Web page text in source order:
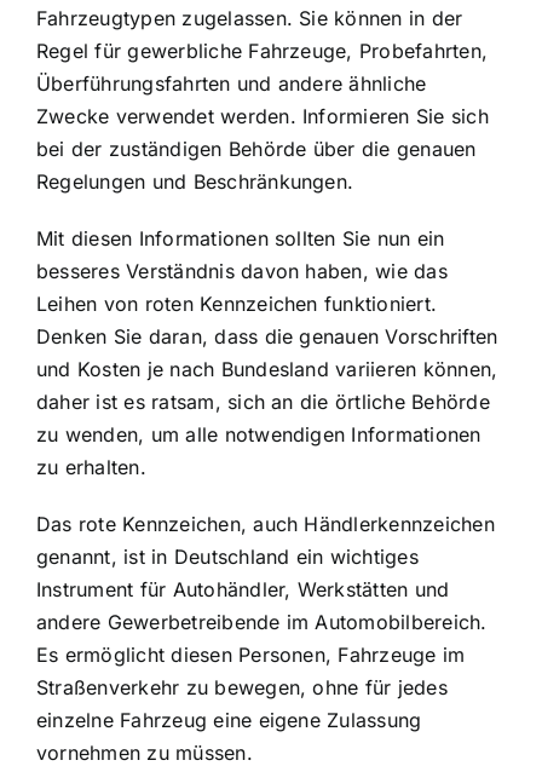
Fahrzeugtypen zugelassen. Sie können in der
Regel für gewerbliche Fahrzeuge, Probefahrten,
Überführungsfahrten und andere ähnliche
Zwecke verwendet werden. Informieren Sie sich
bei der zuständigen Behörde über die genauen
Regelungen und Beschränkungen.
Mit diesen Informationen sollten Sie nun ein
besseres Verständnis davon haben, wie das
Leihen von roten Kennzeichen funktioniert.
Denken Sie daran, dass die genauen Vorschriften
und Kosten je nach Bundesland variieren können,
daher ist es ratsam, sich an die örtliche Behörde
zu wenden, um alle notwendigen Informationen
zu erhalten.
Das rote Kennzeichen, auch Händlerkennzeichen
genannt, ist in Deutschland ein wichtiges
Instrument für Autohändler, Werkstätten und
andere Gewerbetreibende im Automobilbereich.
Es ermöglicht diesen Personen, Fahrzeuge im
Straßenverkehr zu bewegen, ohne für jedes
einzelne Fahrzeug eine eigene Zulassung
vornehmen zu müssen.